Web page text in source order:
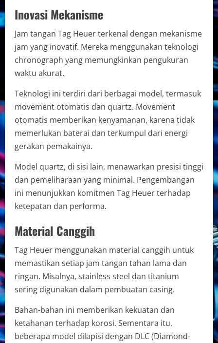
Inovasi Mekanisme
Jam tangan Tag Heuer terkenal dengan mekanisme
jam yang inovatif. Mereka menggunakan teknologi
chronograph yang memungkinkan pengukuran
waktu akurat.
Teknologi ini terdiri dari berbagai model, termasuk
movement otomatis dan quartz. Movement
otomatis memberikan kenyamanan, karena tidak
memerlukan baterai dan terkumpul dari energi
gerakan pemakainya.
Model quartz, di sisi lain, menawarkan presisi tinggi
dan pemeliharaan yang minimal. Pengembangan
ini menunjukkan komitmen Tag Heuer terhadap
ketepatan dan performa.
Material Canggih
Tag Heuer menggunakan material canggih untuk
memastikan setiap jam tangan tahan lama dan
ringan. Misalnya, stainless steel dan titanium
sering digunakan dalam pembuatan casing.
Bahan-bahan ini memberikan kekuatan dan
ketahanan terhadap korosi. Sementara itu,
beberapa model dilapisi dengan DLC (Diamond-